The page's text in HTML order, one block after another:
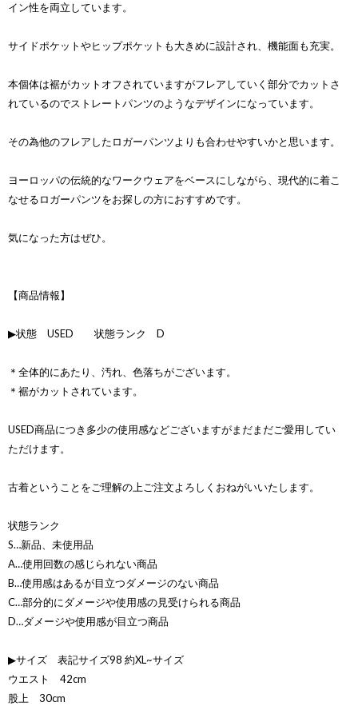
イン性を両立しています。
サイドポケットやヒップポケットも大きめに設計され、機能面も充実。
本個体は裾がカットオフされていますがフレアしていく部分でカットさ
れているのでストレートパンツのようなデザインになっています。
その為他のフレアしたロガーパンツよりも合わせやすいかと思います。
ヨーロッパの伝統的なワークウェアをベースにしながら、現代的に着こ
なせるロガーパンツをお探しの方におすすめです。
気になった方はぜひ。
【商品情報】
▶状態 USED 状態ランク D
＊全体的にあたり、汚れ、色落ちがございます。
＊裾がカットされています。
USED商品につき多少の使用感などございますがまだまだご愛用してい
ただけます。
古着ということをご理解の上ご注文よろしくおねがいいたします。
状態ランク
S…新品、未使用品
A…使用回数の感じられない商品
B…使用感はあるが目立つダメージのない商品
C…部分的にダメージや使用感の見受けられる商品
D…ダメージや使用感が目立つ商品
▶サイズ 表記サイズ98 約XL~サイズ
ウエスト 42cm
股上 30cm